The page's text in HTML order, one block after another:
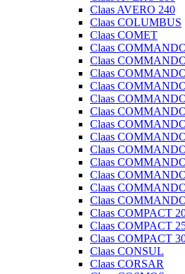
Claas AVERO 240
Claas COLUMBUS
Claas COMET
Claas
Claas
Claas
Claas
Claas
Claas
Claas
Claas
Claas
Claas
Claas
Claas
Claas
Claas COMPACT
Claas COMPACT
Claas COMPACT
Claas CONSUL
Claas CORSAR